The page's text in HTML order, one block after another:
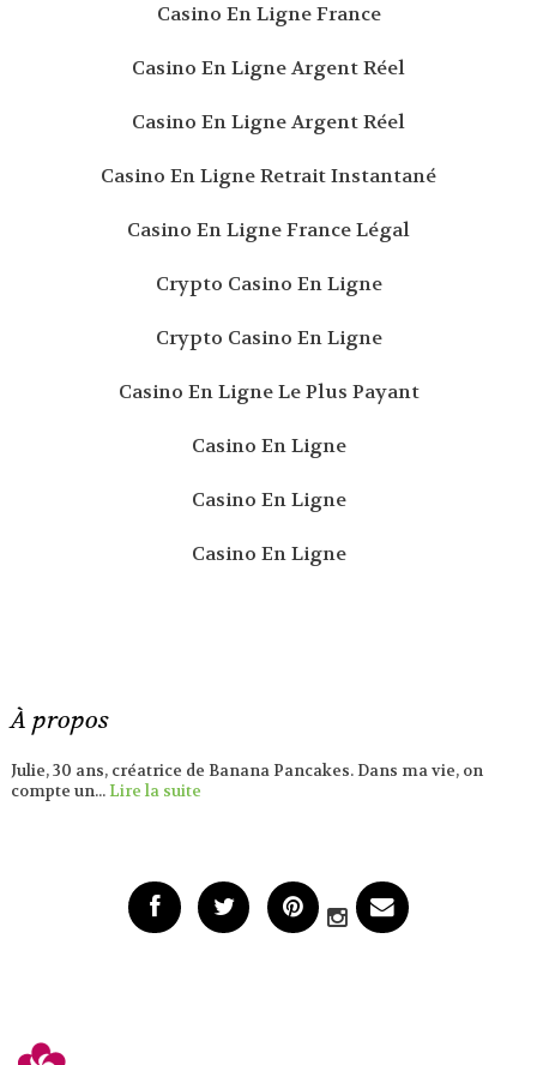
À propos
Julie, 30 ans, créatrice de Banana Pancakes. Dans ma vie, on
compte un...Lire la suite
Casino En Ligne France
Casino En Ligne Argent Réel
Casino En Ligne Argent Réel
Casino En Ligne Retrait Instantané
Casino En Ligne France Légal
Crypto Casino En Ligne
Crypto Casino En Ligne
Casino En Ligne Le Plus Payant
Casino En Ligne
Casino En Ligne
Casino En Ligne